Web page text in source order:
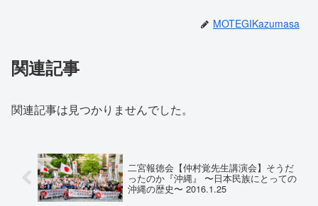
MOTEGIKazumasa
関連記事
関連記事は見つかりませんでした。
二宮報徳会【仲村覚先生講演会】そうだ
ったのか『沖縄』 〜日本民族にとっての
沖縄の歴史〜 2016.1.25